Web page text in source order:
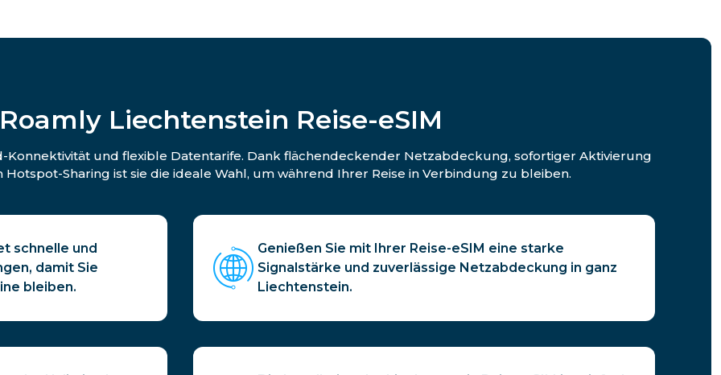
Liechtenstein Reise-eSIM
Konnektivität und flexible Datentarife. Dank flächendeckender Netzabdeckung, sofortiger Aktivierung
Sharing ist sie die ideale Wahl, um während Ihrer Reise in Verbindung zu bleiben.
schnelle und
damit Sie
bleiben.
Genießen Sie mit Ihrer Reise-eSIM eine starke
Signalstärke und zuverlässige Netzabdeckung in ganz
Liechtenstein.